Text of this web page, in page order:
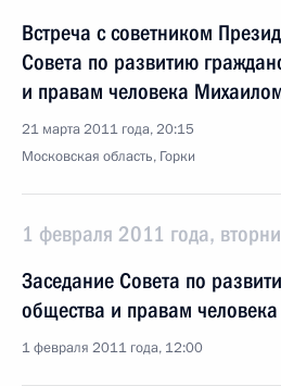
Встреча с советником
Совета по развитию
и правам человека
21 марта 2011 года, 20:15
Московская область, Горки
1 февраля 2011 года,
Заседание Совета по
общества и правам человека
1 февраля 2011 года, 12:00